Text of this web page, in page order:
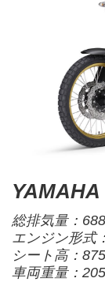
総排気量：
エンジン形式
シート高：
車両重量：